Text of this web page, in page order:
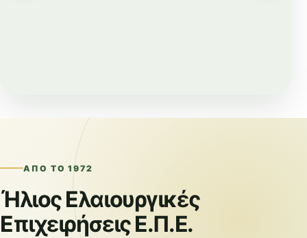
ΑΠΌ ΤΟ 1972
Ήλιος Ελαιουργικές
Επιχειρήσεις Ε.Π.Ε.